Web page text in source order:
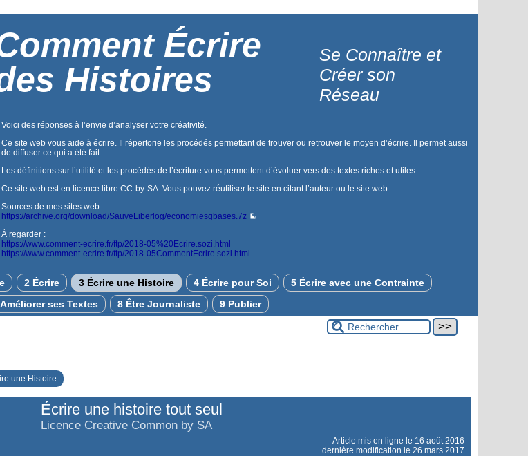
Écrire
Histoires
Se Connaître et
Créer son
Réseau
Voici des réponses à l’envie d’analyser votre créativité.
Ce site web vous aide à écrire. Il répertorie les procédés permettant de trouver ou retrouver le moyen d’écrire. Il permet aussi
de diffuser ce qui a été fait.
Les définitions sur l’utilité et les procédés de l’écriture vous permettent d’évoluer vers des textes riches et utiles.
Ce site web est en licence libre CC-by-SA. Vous pouvez réutiliser le site en citant l’auteur ou le site web.
Sources de mes sites web :
https://archive.org/download/SauveLiberlog/economiesgbases.7z
À regarder :
https://www.comment-ecrire.fr/ftp/2018-05%20Ecrire.sozi.html
https://www.comment-ecrire.fr/ftp/2018-05CommentEcrire.sozi.html
2 Écrire 3 Écrire une Histoire 4 Écrire pour Soi
5 Écrire avec une Contrainte
ses Textes 8 Être Journaliste 9 Publier
une Histoire
Écrire une histoire tout seul
Licence Creative Common by SA
Article mis en ligne le 16 août 2016
dernière modification le 26 mars 2017